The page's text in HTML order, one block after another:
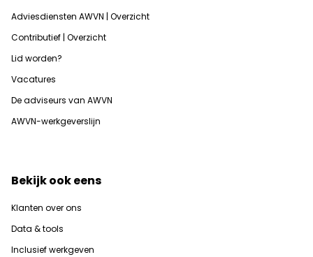
Adviesdiensten AWVN | Overzicht
Contributief | Overzicht
Lid worden?
Vacatures
De adviseurs van AWVN
AWVN-werkgeverslijn
Bekijk ook eens
Klanten over ons
Data & tools
Inclusief werkgeven